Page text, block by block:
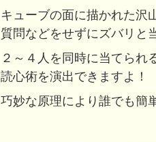
キューブの面に描かれた沢
質問などをせずにズバリと
２～４人を同時に当てられ
読心術を演出できますよ！
巧妙な原理により誰でも簡